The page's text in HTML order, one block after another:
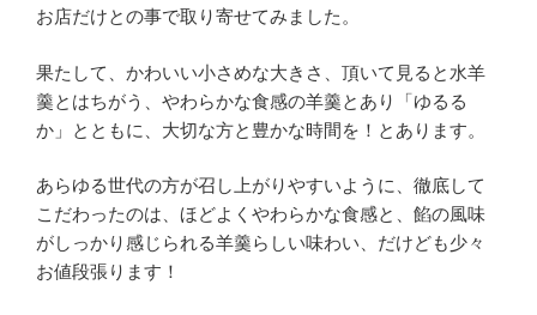
お店だけとの事で取り寄せてみました。
果たして、かわいい小さめな大きさ、頂いて見ると水羊
羹とはちがう、やわらかな食感の羊羹とあり「ゆるる
か」とともに、大切な方と豊かな時間を！とあります。
あらゆる世代の方が召し上がりやすいように、徹底して
こだわったのは、ほどよくやわらかな食感と、餡の風味
がしっかり感じられる羊羹らしい味わい、だけども少々
お値段張ります！